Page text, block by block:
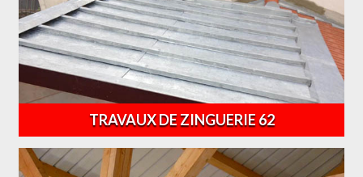
TRAVAUX DE ZINGUERIE 62